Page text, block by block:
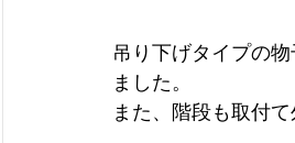
吊り下げタイプの
ました。
また、階段も取付